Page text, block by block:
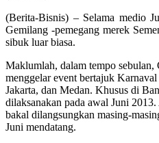
(Berita-Bisnis) – Selama medio
Gemilang -pemegang merek
sibuk luar biasa.
Maklumlah, dalam tempo sebulan,
menggelar event bertajuk
Jakarta, dan Medan. Khusus di
dilaksanakan pada awal Juni
bakal dilangsungkan masing-
Juni mendatang.